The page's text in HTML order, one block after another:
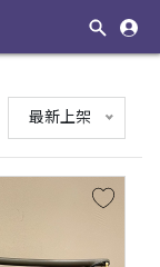
最新上架